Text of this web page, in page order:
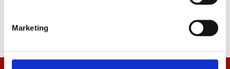
Marketing